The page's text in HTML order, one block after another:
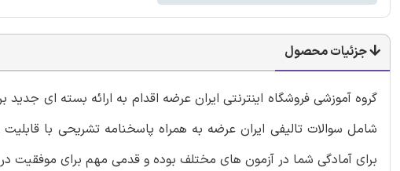
جزئیات محصول
گروه آموزشی فروشگاه اینترنتی ایران عرضه اقدام به ارائه بسته ای
شامل سوالات تالیفی ایران عرضه به همراه پاسخنامه تشریحی با
برای آمادگی شما در آزمون های مختلف بوده و قدمی مهم برای موفقیت